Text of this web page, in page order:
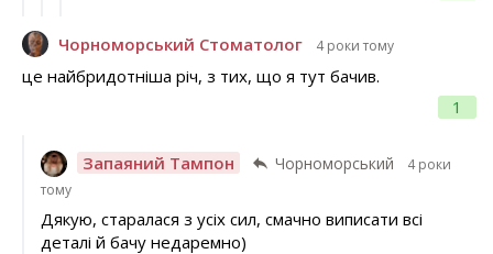
Чорноморський Стоматолог 4 роки тому
1
це найбридотніша річ, з тих, що я тут бачив.
Запаяний Тампон Чорноморський
4 роки
тому
Дякую, старалася з усіх сил, смачно виписати всі
деталі й бачу недаремно)